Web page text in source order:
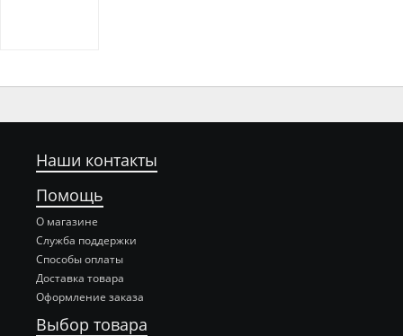
Наши контакты
Помощь
О магазине
Служба поддержки
Способы оплаты
Доставка товара
Оформление заказа
Выбор товара